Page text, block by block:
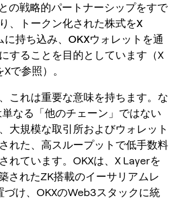
の戦略的パートナーシップをすで
、トークン化された株式をX
に持ち込み、 OKXウォレット を通
することを目的としています（X
で参照）。
これは重要な意味を持ちます。な
なる「他のチェーン」ではない
大規模な取引所およびウォレット
れた、高スループットで低手数料
れています。OKXは、X Layerを
されたZK搭載のイーサリアムレ
づけ、OKXのWeb3スタックに統